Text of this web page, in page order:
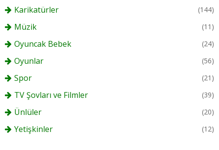
Karikatürler (144)
Müzik (11)
Oyuncak Bebek (24)
Oyunlar (56)
Spor (21)
TV Şovları ve Filmler (39)
Ünlüler (20)
Yetişkinler (12)